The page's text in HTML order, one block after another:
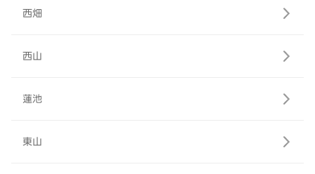
西畑
西山
蓮池
東山